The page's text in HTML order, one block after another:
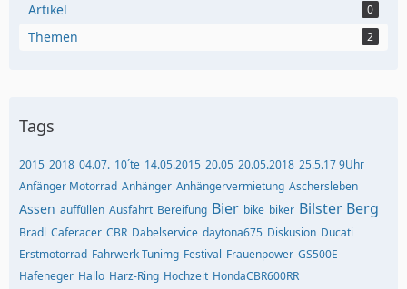
Artikel 0
Themen 2
Tags
2015 2018 04.07. 10´te 14.05.2015 20.05 20.05.2018 25.5.17 9Uhr
Anfänger Motorrad Anhänger Anhängervermietung Aschersleben
Assen auffüllen Ausfahrt Bereifung Bier bike biker Bilster Berg
Bradl Caferacer CBR Dabelservice daytona675 Diskusion Ducati
Erstmotorrad Fahrwerk Tunimg Festival Frauenpower GS500E
Hafeneger Hallo Harz-Ring Hochzeit HondaCBR600RR